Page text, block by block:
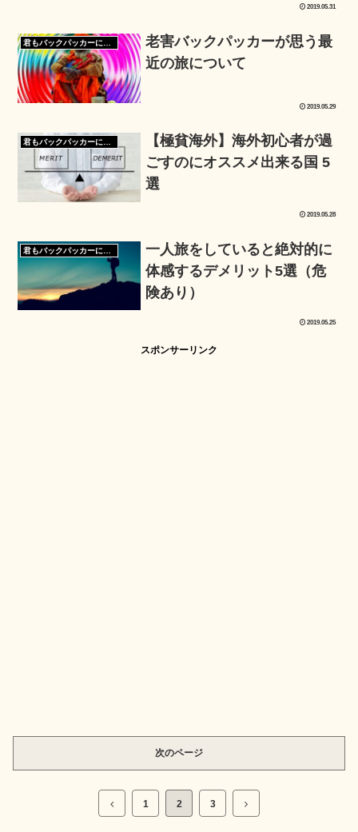
2019.05.31
君もバックパッカーになろう
老害バックパッカーが思う最
近の旅について
2019.05.29
君もバックパッカーになろう
【極貧海外】海外初心者が過
ごすのにオススメ出来る国 5
選
2019.05.28
一人旅をしていると絶対的に
体感するデメリット5選（危
険あり）
2019.05.25
スポンサーリンク
次のページ
1 2 3